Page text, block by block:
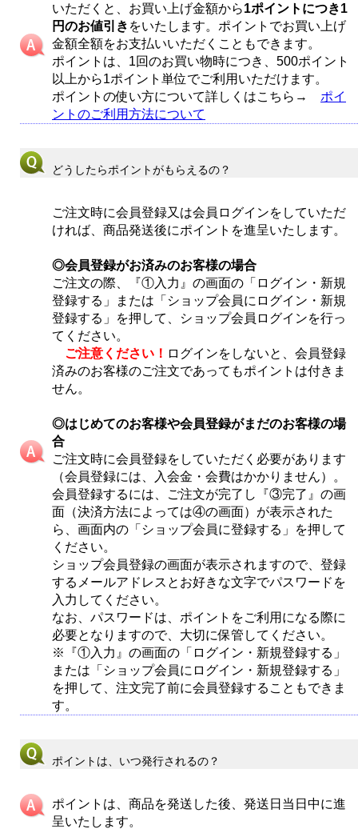
いただくと、お買い上げ金額から1ポイントにつき1
円のお値引き をいたします。ポイントでお買い上げ
金額全額をお支払いいただくこともできます。
ポイントは、1回のお買い物時につき、500ポイント
以上から1ポイント単位でご利用いただけます。
ポイントの使い方について詳しくはこちら→ ポイ
ントのご利用方法について
どうしたらポイントがもらえるの？
ご注文時に会員登録又は会員ログインをしていただ
ければ、商品発送後にポイントを進呈いたします。
◎会員登録がお済みのお客様の場合
ご注文の際、『①入力』の画面の「ログイン・新規
登録する」または「ショップ会員にログイン・新規
登録する」を押して、ショップ会員ログインを行っ
てください。
ご注意ください！ ログインをしないと、会員登録
済みのお客様のご注文であってもポイントは付きま
せん。
◎はじめてのお客様や会員登録がまだのお客様の場
合
ご注文時に会員登録をしていただく必要があります
（会員登録には、入会金・会費はかかりません）。
会員登録するには、ご注文が完了し『③完了』の画
面（決済方法によっては④の画面）が表示された
ら、画面内の「ショップ会員に登録する」を押して
ください。
ショップ会員登録の画面が表示されますので、登録
するメールアドレスとお好きな文字でパスワードを
入力してください。
なお、パスワードは、ポイントをご利用になる際に
必要となりますので、大切に保管してください。
※『①入力』の画面の「ログイン・新規登録する」
または「ショップ会員にログイン・新規登録する」
を押して、注文完了前に会員登録することもできま
す。
ポイントは、いつ発行されるの？
ポイントは、商品を発送した後、発送日当日中に進
呈いたします。